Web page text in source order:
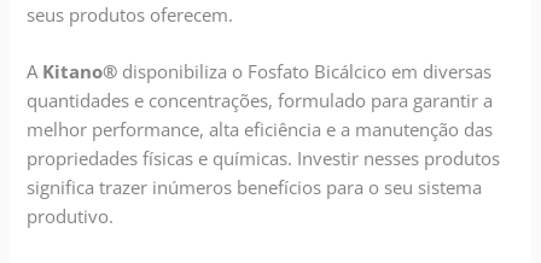
seus produtos oferecem.
A Kitano® disponibiliza o Fosfato Bicálcico em diversas
quantidades e concentrações, formulado para garantir a
melhor performance, alta eficiência e a manutenção das
propriedades físicas e químicas. Investir nesses produtos
significa trazer inúmeros benefícios para o seu sistema
produtivo.